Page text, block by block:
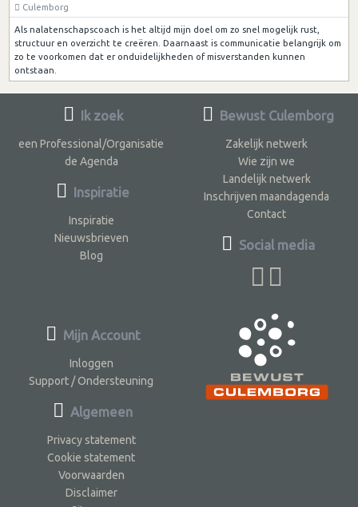
Culemborg
Als nalatenschapscoach is het altijd mijn doel om zo snel mogelijk rust,
structuur en overzicht te creëren. Daarnaast is communicatie belangrijk om
zo te voorkomen dat er onduidelijkheden of misverstanden kunnen
ontstaan.
Ik zoek
een Professional/Organisatie
de Agenda
Inspiratie
Inspiratie
Nieuwsbrieven
Blog
Bewust Culemborg
Zakelijk netwerk
Wie zijn we
Landelijk netwerk
Inschrijven maandagenda
Contact
Social media
Mijn Account
Inloggen
Support / Ondersteuning
Algemeen
Privacy statement
Cookie statement
Voorwaarden
Disclaimer